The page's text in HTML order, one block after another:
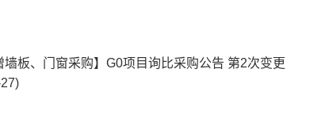
板、门窗采购】G0项目询比采购公告 第2次变更